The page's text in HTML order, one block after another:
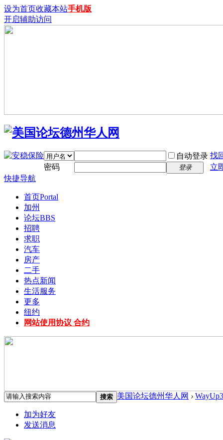
设为首页收藏本站手机版
开启辅助访问
自动登录 找
密码
登录
立
快捷导航
首页Portal
加州
论坛BBS
招聘
求职
汽车
房产
二手
热点新闻
生活服务
更多
纽约
网站使用协议 合约
搜索 美国论坛德州华人网 ›
加为好友
发送消息